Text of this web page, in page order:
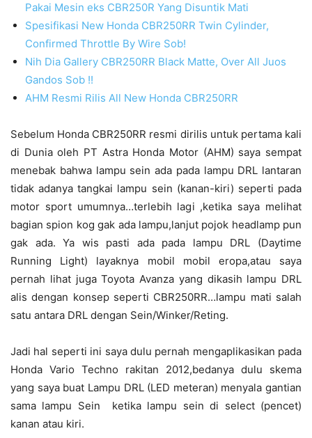
Pakai Mesin eks CBR250R Yang Disuntik Mati
Spesifikasi New Honda CBR250RR Twin Cylinder,
Confirmed Throttle By Wire Sob!
Nih Dia Gallery CBR250RR Black Matte, Over All Juos
Gandos Sob !!
AHM Resmi Rilis All New Honda CBR250RR
Sebelum Honda CBR250RR resmi dirilis untuk pertama kali
di Dunia oleh PT Astra Honda Motor (AHM) saya sempat
menebak bahwa lampu sein ada pada lampu DRL lantaran
tidak adanya tangkai lampu sein (kanan-kiri) seperti pada
motor sport umumnya…terlebih lagi ,ketika saya melihat
bagian spion kog gak ada lampu,lanjut pojok headlamp pun
gak ada. Ya wis pasti ada pada lampu DRL (Daytime
Running Light) layaknya mobil mobil eropa,atau saya
pernah lihat juga Toyota Avanza yang dikasih lampu DRL
alis dengan konsep seperti CBR250RR…lampu mati salah
satu antara DRL dengan Sein/Winker/Reting.
Jadi hal seperti ini saya dulu pernah mengaplikasikan pada
Honda Vario Techno rakitan 2012,bedanya dulu skema
yang saya buat Lampu DRL (LED meteran) menyala gantian
sama lampu Sein ketika lampu sein di select (pencet)
kanan atau kiri.